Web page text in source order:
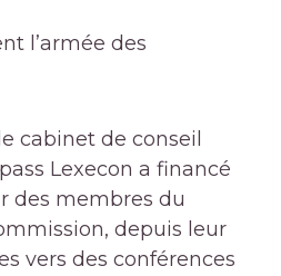
l’armée des
cabinet de conseil
Lexecon a financé
des membres du
depuis leur
vers des conférences